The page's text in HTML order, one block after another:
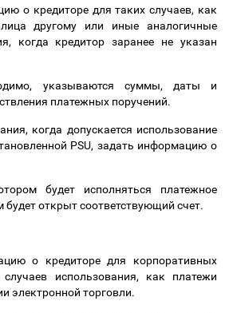
о кредиторе для таких случаев, как
другому или иные аналогичные
когда кредитор заранее не указан
указываются суммы, даты и
платежных поручений.
когда допускается использование
PSU, задать информацию о
будет исполняться платежное
будет открыт соответствующий счет.
о кредиторе для корпоративных
использования, как платежи
электронной торговли.